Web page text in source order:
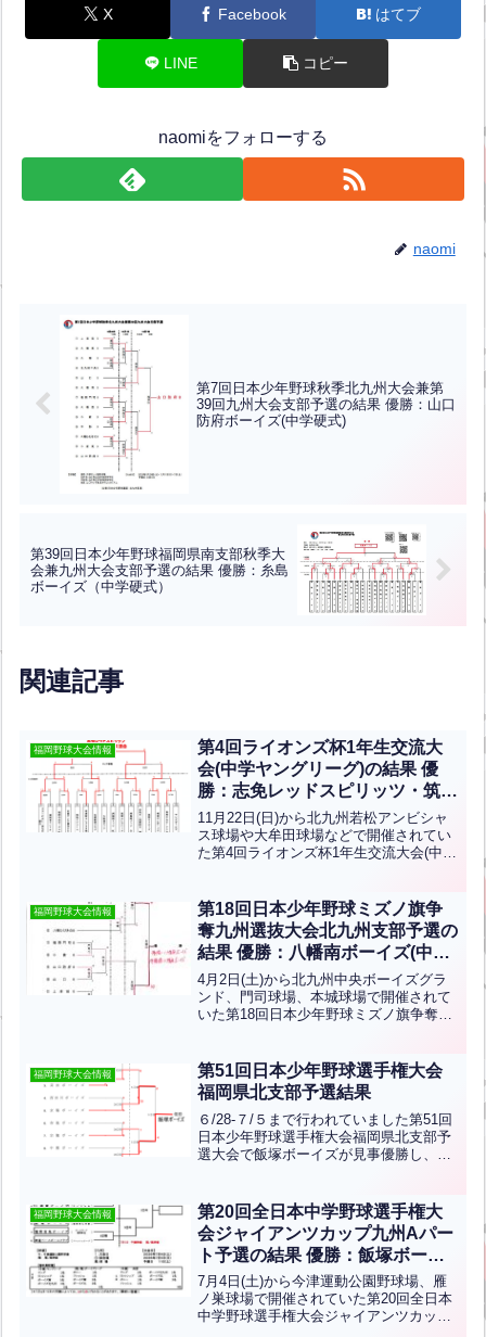
X Facebook はてブ
LINE コピー
naomiをフォローする
naomi
第7回日本少年野球秋季北九州大会兼第
39回九州大会支部予選の結果 優勝：山口
防府ボーイズ(中学硬式)
第39回日本少年野球福岡県南支部秋季大
会兼九州大会支部予選の結果 優勝：糸島
ボーイズ（中学硬式）
関連記事
福岡野球大会情報
第4回ライオンズ杯1年生交流大
会(中学ヤングリーグ)の結果 優
勝：志免レッドスピリッツ・筑紫
野ドリームズ連合
11月22日(日)から北九州若松アンビシャ
ス球場や大牟田球場などで開催されてい
た第4回ライオンズ杯1年生交流大会(中学
準優勝は佐賀ヤング藤本BBCですおめで
とうござい...全文はクリック
福岡野球大会情報
第18回日本少年野球ミズノ旗争
奪九州選抜大会北九州支部予選の
結果 優勝：八幡南ボーイズ(中学
硬式)
4月2日(土)から北九州中央ボーイズグラ
ンド、門司球場、本城球場で開催されて
いた第18回日本少年野球ミズノ旗争奪九
ボーイズです！上位２チームは第18回日
本少年野球ミズノ...全文はクリック
福岡野球大会情報
第51回日本少年野球選手権大会
福岡県北支部予選結果
６/28-７/５まで行われていました第51回
日本少年野球選手権大会福岡県北支部予
選大会で飯塚ボーイズが見事優勝し、８/
の皆さん。優勝おめでとうございます。
準優勝は京築...全文はクリック
福岡野球大会情報
第20回全日本中学野球選手権大
会ジャイアンツカップ九州Aパー
ト予選の結果 優勝：飯塚ボーイ
ズ(中学硬式)
7月4日(土)から今津運動公園野球場、雁
ノ巣球場で開催されていた第20回全日本
中学野球選手権大会ジャイアンツカップ